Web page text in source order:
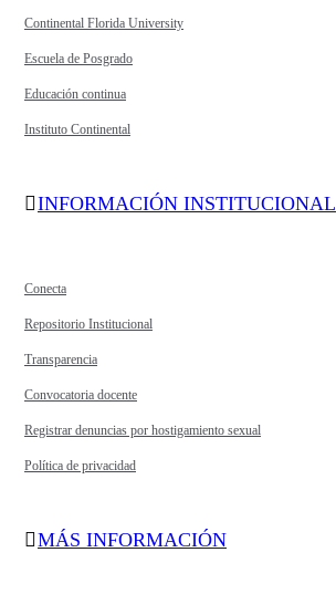
Continental Florida University
Escuela de Posgrado
Educación continua
Instituto Continental
INFORMACIÓN INSTITUCIONAL
Conecta
Repositorio Institucional
Transparencia
Convocatoria docente
Registrar denuncias por hostigamiento sexual
Política de privacidad
MÁS INFORMACIÓN